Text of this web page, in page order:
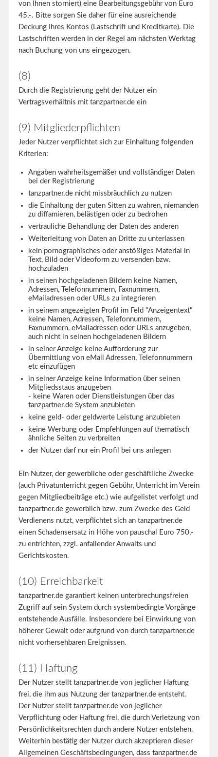
von Ihnen storniert) eine Bearbeitungsgebühr von Euro
45,-. Bitte sorgen Sie daher für eine ausreichende
Deckung Ihres Kontos (Lastschrift und Kreditkarte). Die
Lastschriften werden in der Regel am nächsten Werktag
nach Buchung von uns eingezogen.
(8)
Durch die Registrierung geht der Nutzer ein
Vertragsverhältnis mit tanzpartner.de ein
(9) Mitgliederpflichten
Jeder Nutzer verpflichtet sich zur Einhaltung folgenden
Kriterien:
Angaben wahrheitsgemäßer und vollständiger Daten
bei der Registrierung
tanzpartner.de nicht missbräuchlich zu nutzen
die Einhaltung der guten Sitten zu wahren, niemanden
zu diffamieren, belästigen oder zu bedrohen
vertrauliche Behandlung der Daten des anderen
Weiterleitung von Daten an Dritte zu unterlassen
kein pornographisches oder anstößiges Material in
Text, Bild oder Videoform zu versenden bzw.
hochzuladen
in seinen hochgeladenen Bildern keine Namen,
Adressen, Telefonnummern, Faxnummern,
eMailadressen oder URLs zu integrieren
in seinem angezeigten Profil im Feld "Anzeigentext"
keine Namen, Adressen, Telefonnummern,
Faxnummern, eMailadressen oder URLs anzugeben,
auch nicht in seinen hochgeladenen Bildern
in seiner Anzeige keine Aufforderung zur
Übermittlung von eMail Adressen, Telefonnummern
etc einzufügen
in seiner Anzeige keine Information über seinen
Mitgliedsstaus anzugeben
- keine Waren oder Dienstleistungen über das
tanzpartner.de System anzubieten
keine geld- oder geldwerte Leistung anzubieten
keine Werbung oder Empfehlungen auf thematisch
ähnliche Seiten zu verbreiten
der Nutzer darf nur ein Profil bei uns anlegen
Ein Nutzer, der gewerbliche oder geschäftliche Zwecke
(auch Privatunterricht gegen Gebühr, Unterricht im Verein
gegen Mitgliedbeiträge etc.) wie aufgelistet verfolgt und
tanzpartner.de gewerblich bzw. zum Zwecke des Geld
Verdienens nutzt, verpflichtet sich an tanzpartner.de
einen Schadensersatz in Höhe von pauschal Euro 750,-
zu entrichten, zzgl. anfallender Anwalts und
Gerichtskosten.
(10) Erreichbarkeit
tanzpartner.de garantiert keinen unterbrechungsfreien
Zugriff auf sein System durch systembedingte Vorgänge
entstehende Ausfälle. Insbesondere bei Einwirkung von
höherer Gewalt oder aufgrund von durch tanzpartner.de
nicht vorhersehbaren Ereignissen.
(11) Haftung
Der Nutzer stellt tanzpartner.de von jeglicher Haftung
frei, die ihm aus Nutzung der tanzpartner.de entsteht.
Der Nutzer stellt tanzpartner.de von jeglicher
Verpflichtung oder Haftung frei, die durch Verletzung von
Persönlichkeitsrechten durch andere Nutzer entstehen.
Weiterhin bestätig der Nutzer durch akzeptieren dieser
Allgemeinen Geschäftsbedingungen, dass tanzpartner.de